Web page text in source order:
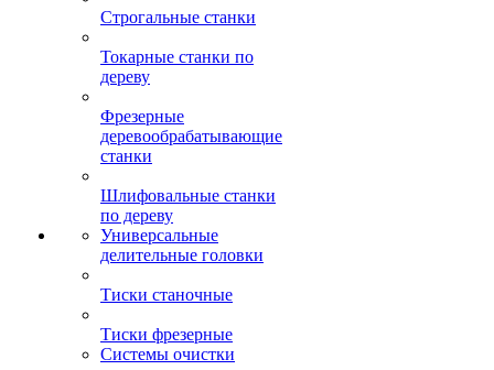
Строгальные станки
Токарные станки по
дереву
Фрезерные
деревообрабатывающие
станки
Шлифовальные станки
по дереву
Универсальные
делительные головки
Тиски станочные
Тиски фрезерные
Системы очистки